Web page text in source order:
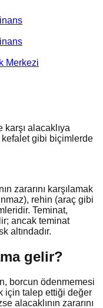
Merkezi
alacaklıya
gibi biçimlerde
zararını karşılamak
rehin (araç gibi
Teminat,
ancak teminat
altındadır.
gelir?
borcun ödenmemesi
için talep ettiği değer
alacaklının zararını